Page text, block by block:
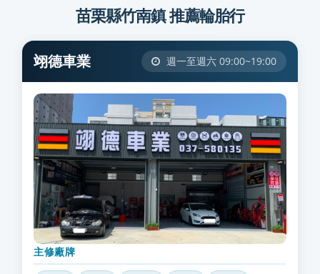
苗栗縣竹南鎮 推薦輪胎行
翊德車業 週一至週六 09:00~19:00
主修廠牌